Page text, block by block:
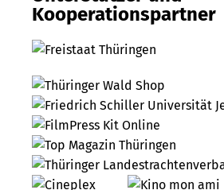
Kooperationspartner